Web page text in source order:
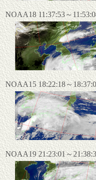
NOAA18 11:37:53～
NOAA15 18:22:18～
NOAA19 21:23:01～